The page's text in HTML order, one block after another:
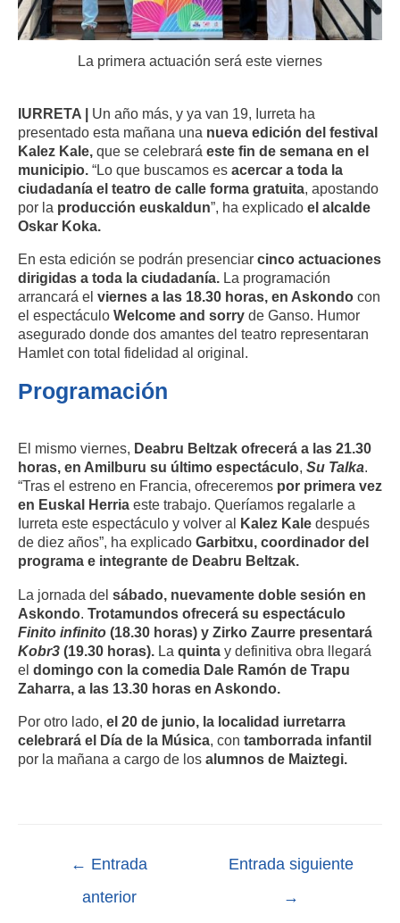
La primera actuación será este viernes
IURRETA | Un año más, y ya van 19, Iurreta ha
presentado esta mañana una nueva edición del festival
Kalez Kale, que se celebrará este fin de semana en el
municipio. “Lo que buscamos es acercar a toda la
ciudadanía el teatro de calle forma gratuita, apostando
por la producción euskaldun”, ha explicado el alcalde
Oskar Koka.
En esta edición se podrán presenciar cinco actuaciones
dirigidas a toda la ciudadanía. La programación
arrancará el viernes a las 18.30 horas, en Askondo con
el espectáculo Welcome and sorry de Ganso. Humor
asegurado donde dos amantes del teatro representaran
Hamlet con total fidelidad al original.
Programación
El mismo viernes, Deabru Beltzak ofrecerá a las 21.30
horas, en Amilburu su último espectáculo, Su Talka.
“Tras el estreno en Francia, ofreceremos por primera vez
en Euskal Herria este trabajo. Queríamos regalarle a
Iurreta este espectáculo y volver al
Kalez Kale después
de diez años”, ha explicado Garbitxu, coordinador del
programa e integrante de Deabru Beltzak.
La jornada del sábado, nuevamente doble sesión en
Askondo. Trotamundos ofrecerá su espectáculo
Finito infinito (18.30 horas) y Zirko Zaurre presentará
Kobr3 (19.30 horas). La quinta y definitiva obra llegará
el domingo con la comedia Dale Ramón de Trapu
Zaharra, a las 13.30 horas en Askondo.
Por otro lado, el 20 de junio, la localidad iurretarra
celebrará el Día de la Música, con tamborrada infantil
por la mañana a cargo de los alumnos de Maiztegi.
← Entrada
anterior
Entrada siguiente
→